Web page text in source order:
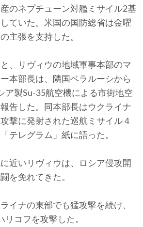
のネプチューン対艦ミサイル2基
ていた。米国の国防総省は金曜
主張を支持した。
、リヴィウの地域軍事本部のマ
本部長は、隣国ベラルーシから
ア製Su-35航空機による市街地空
告した。同本部長はウクライナ
撃に発射された巡航ミサイル４
テレグラム」紙に語った。
近いリヴィウは、ロシア侵攻開
を免れてきた。
イナの東部でも猛攻撃を続け、
リコフを攻撃した。